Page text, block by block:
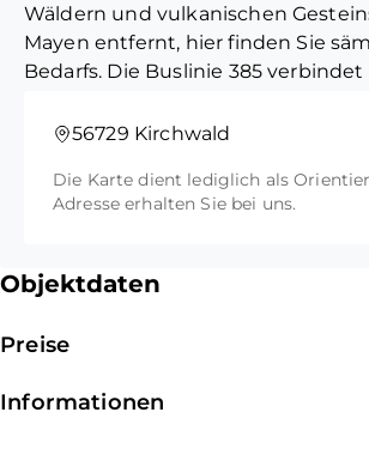
schnellen
Mayen alle
Realschule plus
Wäldern und vulkanischen
Mayen entfernt, hier finden Sie
Bedarfs. Die Buslinie 385
Koblenz oder Bonn attraktiv
Glasfaseranschlüssen
ermöglicht.
56729 Kirchwald
Die Karte dient lediglich als
Adresse erhalten Sie bei uns.
Objektdaten
Preise
Informationen